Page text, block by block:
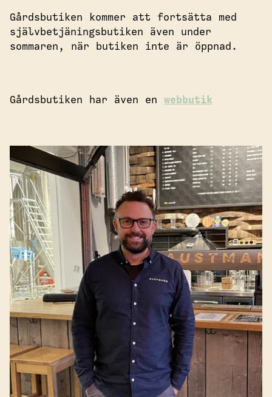
Gårdsbutiken kommer att fortsätta med
självbetjäningsbutiken även under
sommaren, när butiken inte är öppnad.
Gårdsbutiken har även en webbutik